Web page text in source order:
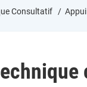
Consultatif